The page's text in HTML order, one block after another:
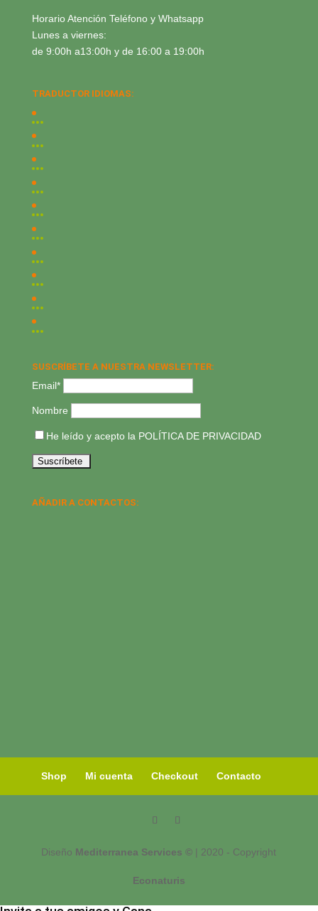
Horario Atención Teléfono y Whatsapp
Lunes a viernes:
de 9:00h a13:00h y de 16:00 a 19:00h
TRADUCTOR IDIOMAS:
SUSCRÍBETE A NUESTRA NEWSLETTER:
Email*
Nombre
He leído y acepto la POLÍTICA DE PRIVACIDAD
AÑADIR A CONTACTOS:
Shop Mi cuenta Checkout Contacto
Diseño Mediterranea Services © | 2020 - Copyright
Econaturis